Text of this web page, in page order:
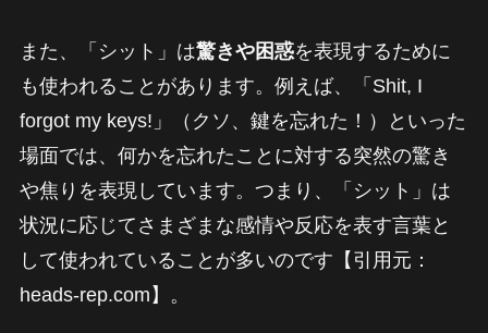
また、「シット」は驚きや困惑を表現するために
も使われることがあります。例えば、「Shit, I
forgot my keys!」（クソ、鍵を忘れた！）といった
場面では、何かを忘れたことに対する突然の驚き
や焦りを表現しています。つまり、「シット」は
状況に応じてさまざまな感情や反応を表す言葉と
して使われていることが多いのです【引用元：
heads-rep.com】。